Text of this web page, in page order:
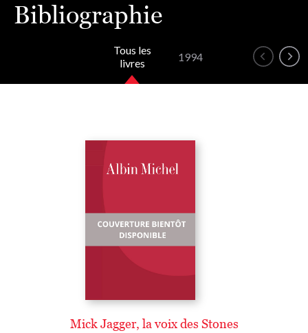
Bibliographie
Tous les
livres
1994
Mick Jagger, la voix des Stones